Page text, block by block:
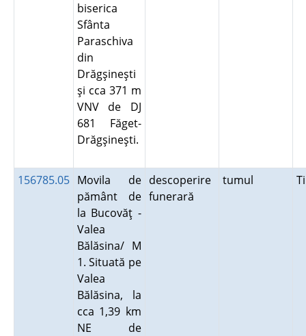
biserica
Sfânta
Paraschiva
din
Drăgşineşti
şi cca 371 m
VNV de DJ
681 Făget-
Drăgşineşti.
156785.05 Movila de
pământ de
la Bucovăţ -
Valea
Bălăsina/ M
1. Situată pe
Valea
Bălăsina, la
cca 1,39 km
NE de
descoperire
funerară
tumul